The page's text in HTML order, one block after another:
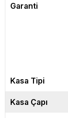
Garanti
Kasa Tipi
Kasa Çapı